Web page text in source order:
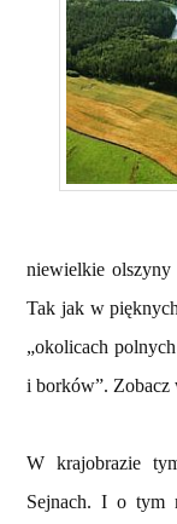
niewielkie olszyny
Tak jak w
„okolicach
i borków”. Zobacz
W krajobrazie
Sejnach. I o tym